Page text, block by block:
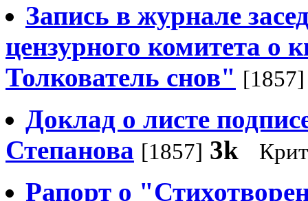
Запись в журнале
цензурного комитета о
Толкователь снов" [1857]
Доклад о листе
Степанова [1857] 3k
Рапорт о